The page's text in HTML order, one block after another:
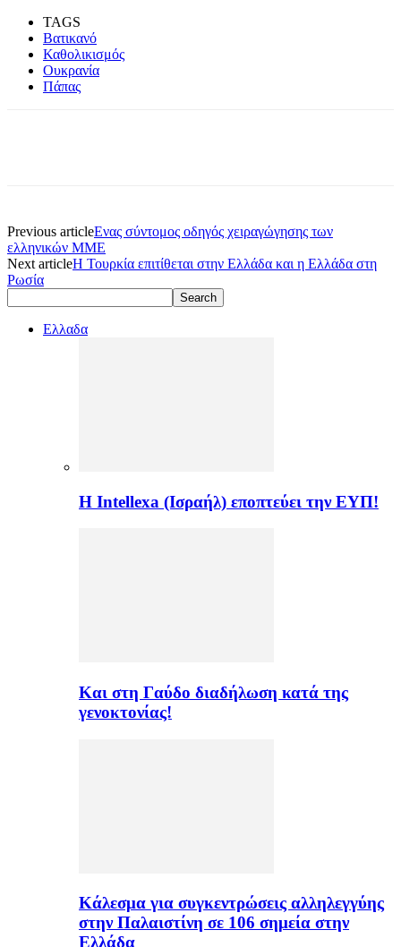
TAGS
Βατικανό
Καθολικισμός
Ουκρανία
Πάπας
Previous articleΕνας σύντομος οδηγός χειραγώγησης των
ελληνικών ΜΜΕ
Next articleΗ Τουρκία επιτίθεται στην Ελλάδα και η Ελλάδα στη
Ρωσία
Ελλαδα
Η Intellexa (Ισραήλ) εποπτεύει την ΕΥΠ!
Και στη Γαύδο διαδήλωση κατά της
γενοκτονίας!
Κάλεσμα για συγκεντρώσεις αλληλεγγύης
στην Παλαιστίνη σε 106 σημεία στην
Ελλάδα